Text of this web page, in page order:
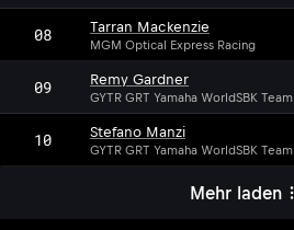
08 Tarran Mackenzie
MGM Optical Express Racing
09 Remy Gardner
GYTR GRT Yamaha WorldSBK Team
10 Stefano Manzi
GYTR GRT Yamaha WorldSBK Team
Mehr laden